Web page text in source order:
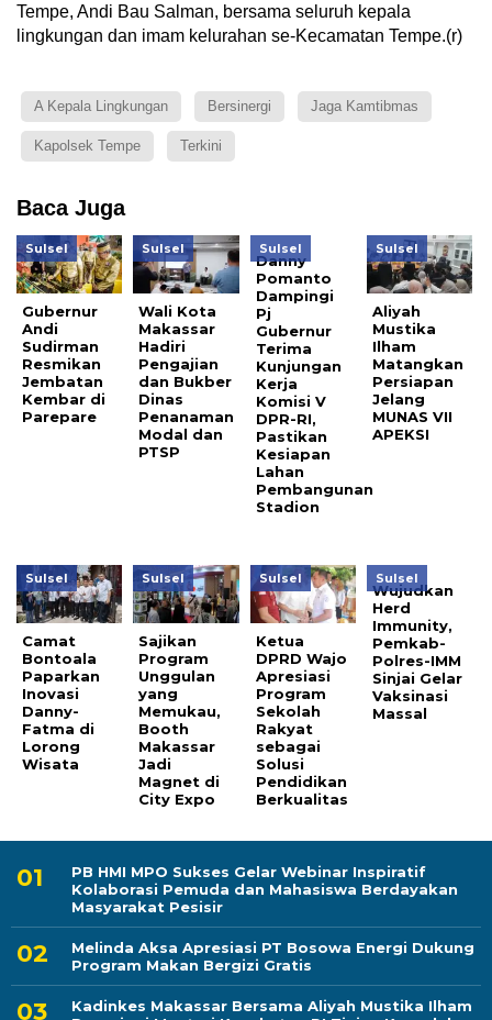
Tempe, Andi Bau Salman, bersama seluruh kepala
lingkungan dan imam kelurahan se-Kecamatan Tempe.(r)
A Kepala Lingkungan Bersinergi Jaga Kamtibmas
Kapolsek Tempe Terkini
Baca Juga
Sulsel
Gubernur
Andi
Sudirman
Resmikan
Jembatan
Kembar di
Parepare
Sulsel
Wali Kota
Makassar
Hadiri
Pengajian
dan Bukber
Dinas
Penanaman
Modal dan
PTSP
Sulsel
Danny
Pomanto
Dampingi
Pj
Gubernur
Terima
Kunjungan
Kerja
Komisi V
DPR-RI,
Pastikan
Kesiapan
Lahan
Pembangunan
Stadion
Sulsel
Aliyah
Mustika
Ilham
Matangkan
Persiapan
Jelang
MUNAS VII
APEKSI
Sulsel
Camat
Bontoala
Paparkan
Inovasi
Danny-
Fatma di
Lorong
Wisata
Sulsel
Sajikan
Program
Unggulan
yang
Memukau,
Booth
Makassar
Jadi
Magnet di
City Expo
Sulsel
Ketua
DPRD Wajo
Apresiasi
Program
Sekolah
Rakyat
sebagai
Solusi
Pendidikan
Berkualitas
Sulsel
Wujudkan
Herd
Immunity,
Pemkab-
Polres-IMM
Sinjai Gelar
Vaksinasi
Massal
PB HMI MPO Sukses Gelar Webinar Inspiratif
Kolaborasi Pemuda dan Mahasiswa Berdayakan
Masyarakat Pesisir
Melinda Aksa Apresiasi PT Bosowa Energi Dukung
Program Makan Bergizi Gratis
Kadinkes Makassar Bersama Aliyah Mustika Ilham